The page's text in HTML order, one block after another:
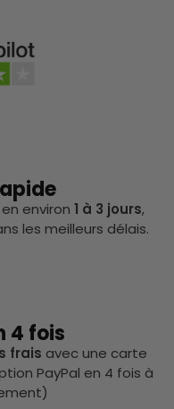
environ 1 à 3 jours,
les meilleurs délais.
4 fois
frais avec une carte
PayPal en 4 fois à